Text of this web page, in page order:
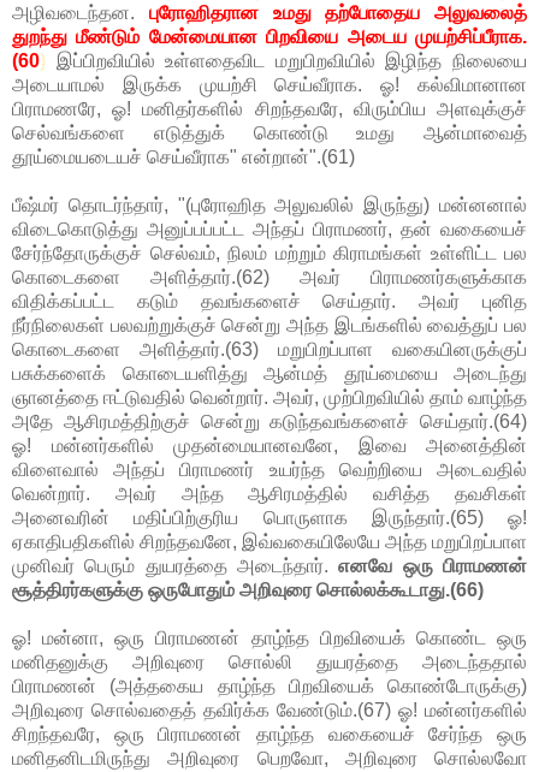
அழிவடைந்தன. புரோஹிதரான உமது தற்போதைய அலுவலைத்
துறந்து மீண்டும் மேன்மையான பிறவியை அடைய முயற்சிப்பீராக.
(60) இப்பிறவியில் உள்ளதைவிட மறுபிறவியில் இழிந்த நிலையை
அடையாமல் இருக்க முயற்சி செய்வீராக. ஓ! கல்விமானான
பிராமணரே, ஓ! மனிதர்களில் சிறந்தவரே, விரும்பிய அளவுக்குச்
செல்வங்களை எடுத்துக் கொண்டு உமது ஆன்மாவைத்
தூய்மையடையச் செய்வீராக" என்றான்".(61)
பீஷ்மர் தொடர்ந்தார், "(புரோஹித அலுவலில் இருந்து) மன்னனால்
விடைகொடுத்து அனுப்பப்பட்ட அந்தப் பிராமணர், தன் வகையைச்
சேர்ந்தோருக்குச் செல்வம், நிலம் மற்றும் கிராமங்கள் உள்ளிட்ட பல
கொடைகளை அளித்தார்.(62) அவர் பிராமணர்களுக்காக
விதிக்கப்பட்ட கடும் தவங்களைச் செய்தார். அவர் புனித
நீர்நிலைகள் பலவற்றுக்குச் சென்று அந்த இடங்களில் வைத்துப் பல
கொடைகளை அளித்தார்.(63) மறுபிறப்பாள வகையினருக்குப்
பசுக்களைக் கொடையளித்து ஆன்மத் தூய்மையை அடைந்து
ஞானத்தை ஈட்டுவதில் வென்றார். அவர், முற்பிறவியில் தாம் வாழ்ந்த
அதே ஆசிரமத்திற்குச் சென்று கடுந்தவங்களைச் செய்தார்.(64)
ஓ! மன்னர்களில் முதன்மையானவனே, இவை அனைத்தின்
விளைவால் அந்தப் பிராமணர் உயர்ந்த வெற்றியை அடைவதில்
வென்றார். அவர் அந்த ஆசிரமத்தில் வசித்த தவசிகள்
அனைவரின் மதிப்பிற்குரிய பொருளாக இருந்தார்.(65) ஓ!
ஏகாதிபதிகளில் சிறந்தவனே, இவ்வகையிலேயே அந்த மறுபிறப்பாள
முனிவர் பெரும் துயரத்தை அடைந்தார்.எனவே ஒரு பிராமணன்
சூத்திரர்களுக்கு ஒருபோதும் அறிவுரை சொல்லக்கூடாது.(66)
ஓ! மன்னா, ஒரு பிராமணன் தாழ்ந்த பிறவியைக் கொண்ட ஒரு
மனிதனுக்கு அறிவுரை சொல்லி துயரத்தை அடைந்ததால்
பிராமணன் (அத்தகைய தாழ்ந்த பிறவியைக் கொண்டோருக்கு)
அறிவுரை சொல்வதைத் தவிர்க்க வேண்டும்.(67) ஓ! மன்னர்களில்
சிறந்தவரே, ஒரு பிராமணன் தாழ்ந்த வகையைச் சேர்ந்த ஒரு
மனிதனிடமிருந்து அறிவுரை பெறவோ, அறிவுரை சொல்லவோ